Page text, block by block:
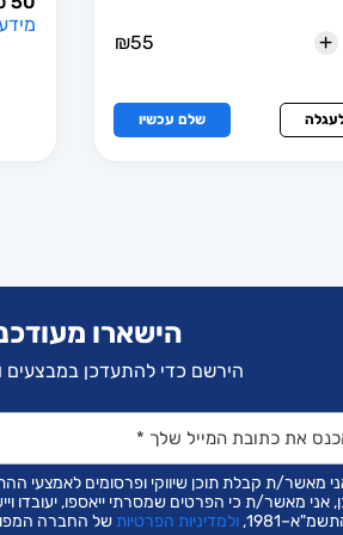
+
₪55
שלם עכשיו
הישארו
הירשם כדי להתעדכן במבצעים
מאשר/ת קבלת תוכן שיווקי ופרסומים
אני מאשר/ת כי הפרטים שמסרתי ייאספו, יעובדו
ולמדיניות הפרטיות של החברה